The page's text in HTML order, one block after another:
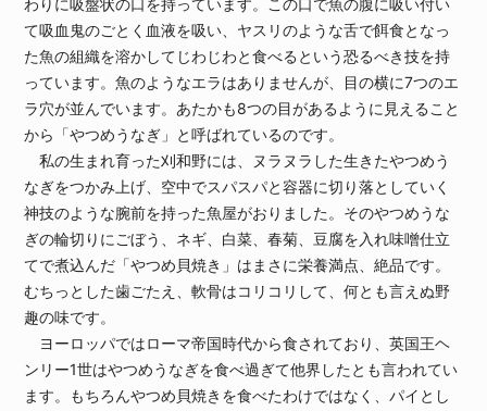
わりに吸盤状の口を持っています。この口で魚の腹に吸い付い
て吸血鬼のごとく血液を吸い、ヤスリのような舌で餌食となっ
た魚の組織を溶かしてじわじわと食べるという恐るべき技を持
っています。魚のようなエラはありませんが、目の横に7つのエ
ラ穴が並んでいます。あたかも8つの目があるように見えること
から「やつめうなぎ」と呼ばれているのです。
私の生まれ育った刈和野には、ヌラヌラした生きたやつめう
なぎをつかみ上げ、空中でスパスパと容器に切り落としていく
神技のような腕前を持った魚屋がおりました。そのやつめうな
ぎの輪切りにごぼう、ネギ、白菜、春菊、豆腐を入れ味噌仕立
てで煮込んだ「やつめ貝焼き」はまさに栄養満点、絶品です。
むちっとした歯ごたえ、軟骨はコリコリして、何とも言えぬ野
趣の味です。
ヨーロッパではローマ帝国時代から食されており、英国王ヘ
ンリー1世はやつめうなぎを食べ過ぎて他界したとも言われてい
ます。もちろんやつめ貝焼きを食べたわけではなく、パイとし